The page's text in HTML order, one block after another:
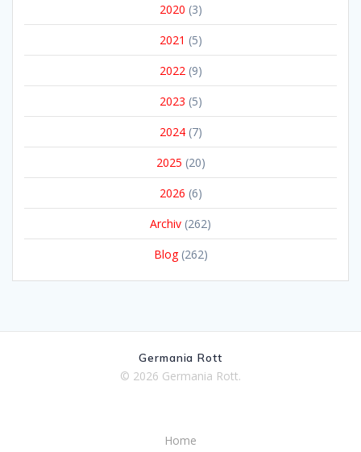
2020 (3)
2021 (5)
2022(9)
2023 (5)
2024(7)
2025 (20)
2026 (6)
Archiv (262)
Blog(262)
Germania Rott
© 2026 Germania Rott.
Home